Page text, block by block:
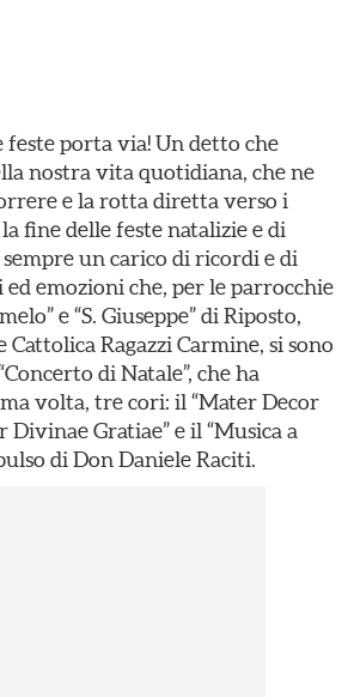
feste porta via! Un detto che
nostra vita quotidiana, che ne
e la rotta diretta verso i
fine delle feste natalizie e di
un carico di ricordi e di
emozioni che, per le parrocchie
e “S. Giuseppe” di Riposto,
Cattolica Ragazzi Carmine, si sono
di Natale”, che ha
volta, tre cori: il “Mater Decor
Divinae Gratiae” e il “Musica a
di Don Daniele Raciti.